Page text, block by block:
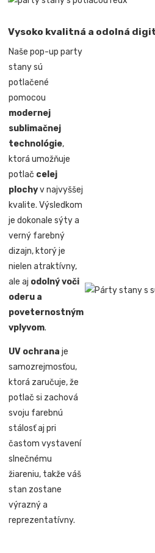
Vysoko kvalitná a odolná
Naše pop-up party
stany sú
potlačené
pomocou
modernej
sublimačnej
technológie,
ktorá umožňuje
potlač celej
plochyv najvyššej
kvalite. Výsledkom
je dokonale sýty a
verný farebný
dizajn, ktorý je
nielen atraktívny,
ale aj odolný voči
oderu a
poveternostným
vplyvom.
UV ochrana je
samozrejmosťou,
ktorá zaručuje, že
potlač si zachová
svoju farebnú
stálosť aj pri
častom vystavení
slnečnému
žiareniu, takže váš
stan zostane
výrazný a
reprezentatívny.